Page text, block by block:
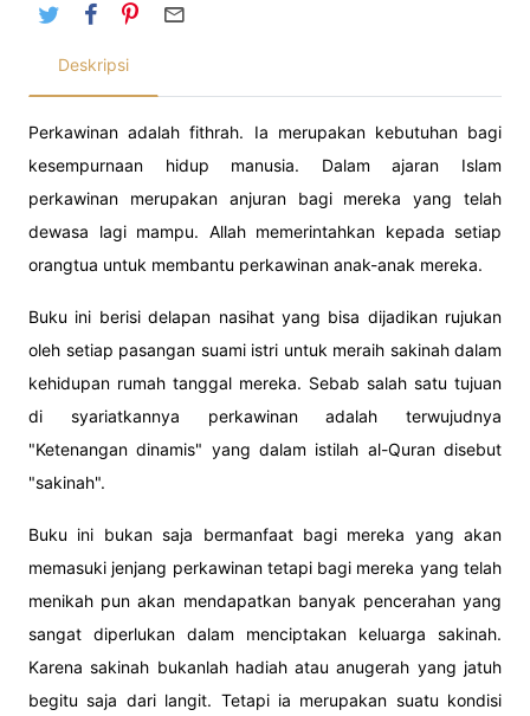
Deskripsi
Perkawinan adalah fithrah. Ia merupakan kebutuhan bagi
kesempurnaan hidup manusia. Dalam ajaran Islam
perkawinan merupakan anjuran bagi mereka yang telah
dewasa lagi mampu. Allah memerintahkan kepada setiap
orangtua untuk membantu perkawinan anak-anak mereka.
Buku ini berisi delapan nasihat yang bisa dijadikan rujukan
oleh setiap pasangan suami istri untuk meraih sakinah dalam
kehidupan rumah tanggal mereka. Sebab salah satu tujuan
di syariatkannya perkawinan adalah terwujudnya
"Ketenangan dinamis" yang dalam istilah al-Quran disebut
"sakinah".
Buku ini bukan saja bermanfaat bagi mereka yang akan
memasuki jenjang perkawinan tetapi bagi mereka yang telah
menikah pun akan mendapatkan banyak pencerahan yang
sangat diperlukan dalam menciptakan keluarga sakinah.
Karena sakinah bukanlah hadiah atau anugerah yang jatuh
begitu saja dari langit. Tetapi ia merupakan suatu kondisi